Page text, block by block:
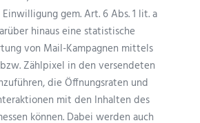
gem. Art. 6 Abs. 1 lit. a
hinaus eine statistische
von Mail-Kampagnen mittels
Zählpixel in den versendeten
die Öffnungsraten und
mit den Inhalten des
können. Dabei werden auch